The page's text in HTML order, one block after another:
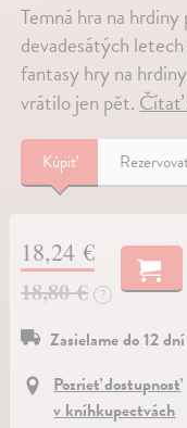
Temná hra na
devadesátých
fantasy hry na
vrátilo jen pět.
Kúpiť
18,24 €
18,80 €
?
Zasielame do 12 dní
Pozrieť dostupnosť
v kníhkupectvách